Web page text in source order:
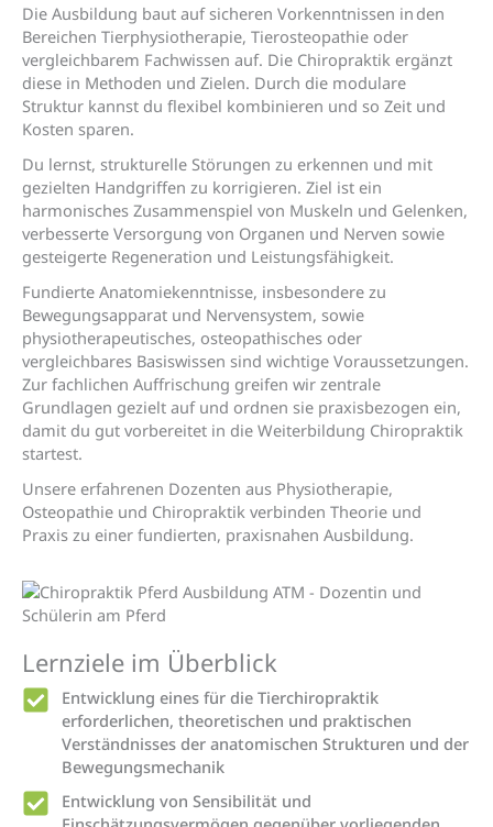
Die Ausbildung baut auf sicheren Vorkenntnissen in den
Bereichen Tierphysiotherapie, Tierosteopathie oder
vergleichbarem Fachwissen auf. Die Chiropraktik ergänzt
diese in Methoden und Zielen. Durch die modulare
Struktur kannst du flexibel kombinieren und so Zeit und
Kosten sparen.
Du lernst, strukturelle Störungen zu erkennen und mit
gezielten Handgriffen zu korrigieren. Ziel ist ein
harmonisches Zusammenspiel von Muskeln und Gelenken,
verbesserte Versorgung von Organen und Nerven sowie
gesteigerte Regeneration und Leistungsfähigkeit.
Fundierte Anatomiekenntnisse, insbesondere zu
Bewegungsapparat und Nervensystem, sowie
physiotherapeutisches, osteopathisches oder
vergleichbares Basiswissen sind wichtige Voraussetzungen.
Zur fachlichen Auffrischung greifen wir zentrale
Grundlagen gezielt auf und ordnen sie praxisbezogen ein,
damit du gut vorbereitet in die Weiterbildung Chiropraktik
startest.
Unsere erfahrenen Dozenten aus Physiotherapie,
Osteopathie und Chiropraktik verbinden Theorie und
Praxis zu einer fundierten, praxisnahen Ausbildung.
Lernziele im Überblick
Entwicklung eines für die Tierchiropraktik
erforderlichen, theoretischen und praktischen
Verständnisses der anatomischen Strukturen und der
Bewegungsmechanik
Entwicklung von Sensibilität und